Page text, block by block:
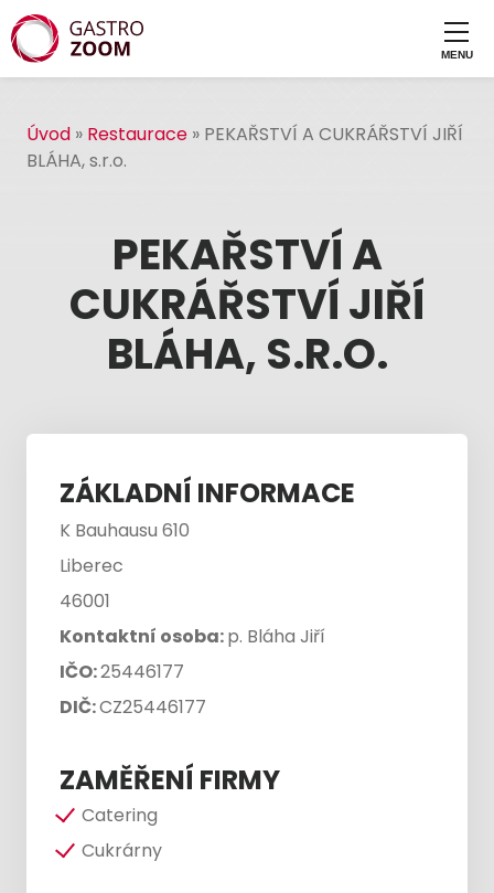
Úvod » Restaurace » PEKAŘSTVÍ A CUKRÁŘSTVÍ JIŘÍ
BLÁHA, s.r.o.
PEKAŘSTVÍ A
CUKRÁŘSTVÍ JIŘÍ
BLÁHA, S.R.O.
ZÁKLADNÍ INFORMACE
K Bauhausu 610
Liberec
46001
Kontaktní osoba:p. Bláha Jiří
IČO:25446177
DIČ:CZ25446177
ZAMĚŘENÍ FIRMY
Catering
Cukrárny